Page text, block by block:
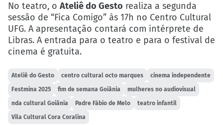
No teatro, o Ateliê do Gesto realiza a segunda
sessão de “Fica Comigo” às 17h no Centro Cultural
UFG. A apresentação contará com intérprete de
Libras. A entrada para o teatro e para o festival de
cinema é gratuita.
Ateliê do Gesto centro cultural octo marques cinema independente
Festmina 2025 fim de semana Goiânia mulheres no audiovisual
nda cultural Goiânia Padre Fábio de Melo teatro infantil
Vila Cultural Cora Coralina